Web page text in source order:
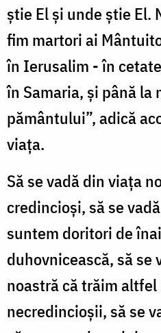
știe El și unde știe El.
fim martori ai
în Ierusalim - în
în Samaria, și până la
pământului”, adică
viața.
Să se vadă din viața
credincioși, să se
suntem doritori de
duhovnicească, să se
noastră că trăim altfel
necredincioșii, să se